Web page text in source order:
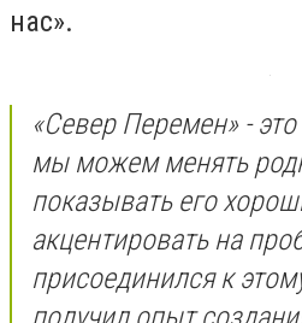
нас».
«Север Перемен» -
мы можем менять
показывать его
акцентировать на
присоединился к